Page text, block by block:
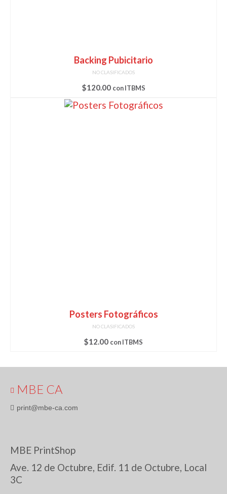
Backing Pubicitario
NO CLASIFICADOS
$120.00 con ITBMS
Posters Fotográficos
NO CLASIFICADOS
$12.00 con ITBMS
MBE CA
print@mbe-ca.com
MBE PrintShop
Ave. 12 de Octubre, Edif. 11 de Octubre, Local
3C